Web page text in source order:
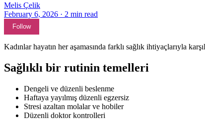
Melis Çelik
February 6, 2026 · 2 min read
Follow
Kadınlar hayatın her aşamasında farklı sağlık ihtiyaçlarıyla
Sağlıklı bir rutinin temelleri
Dengeli ve düzenli beslenme
Haftaya yayılmış düzenli egzersiz
Stresi azaltan molalar ve hobiler
Düzenli doktor kontrolleri